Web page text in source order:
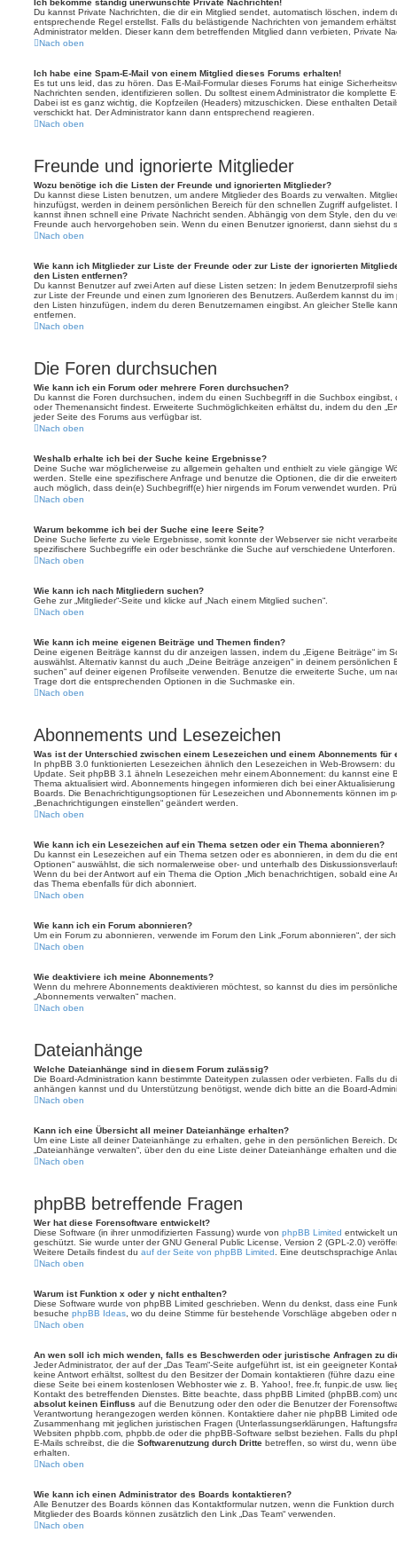
Ich bekomme ständig unerwünschte Private Nachrichten!
Du kannst Private Nachrichten, die dir ein Mitglied sendet, automatisch löschen, indem
entsprechende Regel erstellst. Falls du belästigende Nachrichten von jemandem
Administrator melden. Dieser kann dem betreffenden Mitglied dann verbieten, Private
Nach oben
Ich habe eine Spam-E-Mail von einem Mitglied dieses Forums erhalten!
Es tut uns leid, das zu hören. Das E-Mail-Formular dieses Forums hat einige
Nachrichten senden, identifizieren sollen. Du solltest einem Administrator die komplette
Dabei ist es ganz wichtig, die Kopfzeilen (Headers) mitzuschicken. Diese enthalten
verschickt hat. Der Administrator kann dann entsprechend reagieren.
Nach oben
Freunde und ignorierte Mitglieder
Wozu benötige ich die Listen der Freunde und ignorierten Mitglieder?
Du kannst diese Listen benutzen, um andere Mitglieder des Boards zu verwalten.
hinzufügst, werden in deinem persönlichen Bereich für den schnellen Zugriff
kannst ihnen schnell eine Private Nachricht senden. Abhängig von dem Style, den du
Freunde auch hervorgehoben sein. Wenn du einen Benutzer ignorierst, dann siehst du
Nach oben
Wie kann ich Mitglieder zur Liste der Freunde oder zur Liste der ignorierten
den Listen entfernen?
Du kannst Benutzer auf zwei Arten auf diese Listen setzen: In jedem Benutzerprofil
zur Liste der Freunde und einen zum Ignorieren des Benutzers. Außerdem kannst du
den Listen hinzufügen, indem du deren Benutzernamen eingibst. An gleicher Stelle
entfernen.
Nach oben
Die Foren durchsuchen
Wie kann ich ein Forum oder mehrere Foren durchsuchen?
Du kannst die Foren durchsuchen, indem du einen Suchbegriff in die Suchbox eingibst,
oder Themenansicht findest. Erweiterte Suchmöglichkeiten erhältst du, indem du den
jeder Seite des Forums aus verfügbar ist.
Nach oben
Weshalb erhalte ich bei der Suche keine Ergebnisse?
Deine Suche war möglicherweise zu allgemein gehalten und enthielt zu viele gängige
werden. Stelle eine spezifischere Anfrage und benutze die Optionen, die dir die
auch möglich, dass dein(e) Suchbegriff(e) hier nirgends im Forum verwendet wurden.
Nach oben
Warum bekomme ich bei der Suche eine leere Seite?
Deine Suche lieferte zu viele Ergebnisse, somit konnte der Webserver sie nicht
spezifischere Suchbegriffe ein oder beschränke die Suche auf verschiedene Unterforen.
Nach oben
Wie kann ich nach Mitgliedern suchen?
Gehe zur „Mitglieder“-Seite und klicke auf „Nach einem Mitglied suchen“.
Nach oben
Wie kann ich meine eigenen Beiträge und Themen finden?
Deine eigenen Beiträge kannst du dir anzeigen lassen, indem du „Eigene Beiträge“ im
auswählst. Alternativ kannst du auch „Deine Beiträge anzeigen“ in deinem persönlichen
suchen“ auf deiner eigenen Profilseite verwenden. Benutze die erweiterte Suche, um
Trage dort die entsprechenden Optionen in die Suchmaske ein.
Nach oben
Abonnements und Lesezeichen
Was ist der Unterschied zwischen einem Lesezeichen und einem Abonnements für
In phpBB 3.0 funktionierten Lesezeichen ähnlich den Lesezeichen in Web-Browsern:
Update. Seit phpBB 3.1 ähneln Lesezeichen mehr einem Abonnement: du kannst eine
Thema aktualisiert wird. Abonnements hingegen informieren dich bei einer
Boards. Die Benachrichtigungsoptionen für Lesezeichen und Abonnements können im
„Benachrichtigungen einstellen“ geändert werden.
Nach oben
Wie kann ich ein Lesezeichen auf ein Thema setzen oder ein Thema abonnieren?
Du kannst ein Lesezeichen auf ein Thema setzen oder es abonnieren, in dem du die
Optionen“ auswählst, die sich normalerweise ober- und unterhalb des
Wenn du bei der Antwort auf ein Thema die Option „Mich benachrichtigen, sobald eine
das Thema ebenfalls für dich abonniert.
Nach oben
Wie kann ich ein Forum abonnieren?
Um ein Forum zu abonnieren, verwende im Forum den Link „Forum abonnieren“, der
Nach oben
Wie deaktiviere ich meine Abonnements?
Wenn du mehrere Abonnements deaktivieren möchtest, so kannst du dies im
„Abonnements verwalten“ machen.
Nach oben
Dateianhänge
Welche Dateianhänge sind in diesem Forum zulässig?
Die Board-Administration kann bestimmte Dateitypen zulassen oder verbieten. Falls du
anhängen kannst und du Unterstützung benötigst, wende dich bitte an die Board-
Nach oben
Kann ich eine Übersicht all meiner Dateianhänge erhalten?
Um eine Liste all deiner Dateianhänge zu erhalten, gehe in den persönlichen Bereich.
„Dateianhänge verwalten“, über den du eine Liste deiner Dateianhänge erhalten und
Nach oben
phpBB betreffende Fragen
Wer hat diese Forensoftware entwickelt?
Diese Software (in ihrer unmodifizierten Fassung) wurde von phpBB Limited entwickelt
geschützt. Sie wurde unter der GNU General Public License, Version 2 (GPL-2.0)
Weitere Details findest du auf der Seite von phpBB Limited . Eine deutschsprachige
Nach oben
Warum ist Funktion x oder y nicht enthalten?
Diese Software wurde von phpBB Limited geschrieben. Wenn du denkst, dass eine
besuche phpBB Ideas , wo du deine Stimme für bestehende Vorschläge abgeben oder
Nach oben
An wen soll ich mich wenden, falls es Beschwerden oder juristische Anfragen zu
Jeder Administrator, der auf der „Das Team“-Seite aufgeführt ist, ist ein geeigneter
keine Antwort erhältst, solltest du den Besitzer der Domain kontaktieren (führe dazu eine
diese Seite bei einem kostenlosen Webhoster wie z. B. Yahoo!, free.fr, funpic.de usw.
Kontakt des betreffenden Dienstes. Bitte beachte, dass phpBB Limited (phpBB.com)
absolut keinen Einfluss auf die Benutzung oder den oder die Benutzer der
Verantwortung herangezogen werden können. Kontaktiere daher nie phpBB Limited
Zusammenhang mit jeglichen juristischen Fragen (Unterlassungserklärungen,
Websiten phpbb.com, phpbb.de oder die phpBB-Software selbst beziehen. Falls du
E-Mails schreibst, die die Softwarenutzung durch Dritte betreffen, so wirst du, wenn
erhalten.
Nach oben
Wie kann ich einen Administrator des Boards kontaktieren?
Alle Benutzer des Boards können das Kontaktformular nutzen, wenn die Funktion
Mitglieder des Boards können zusätzlich den Link „Das Team“ verwenden.
Nach oben